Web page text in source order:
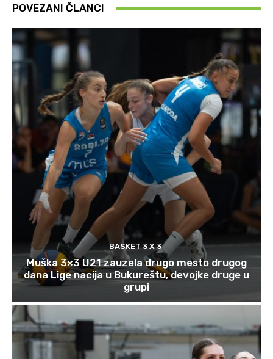
POVEZANI ČLANCI
BASKET 3 X 3
Muška 3×3 U21 zauzela drugo mesto drugog
dana Lige nacija u Bukureštu, devojke druge u
grupi